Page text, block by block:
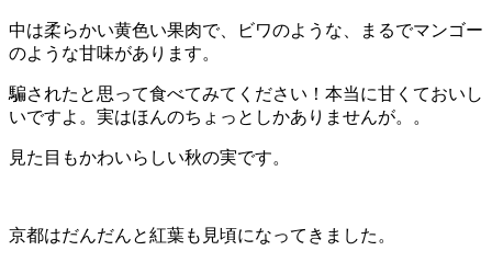
中は柔らかい黄色い果肉で、ビワのような、まるでマンゴー
のような甘味があります。
騙されたと思って食べてみてください！本当に甘くておいし
いですよ。実はほんのちょっとしかありませんが。。
見た目もかわいらしい秋の実です。
京都はだんだんと紅葉も見頃になってきました。